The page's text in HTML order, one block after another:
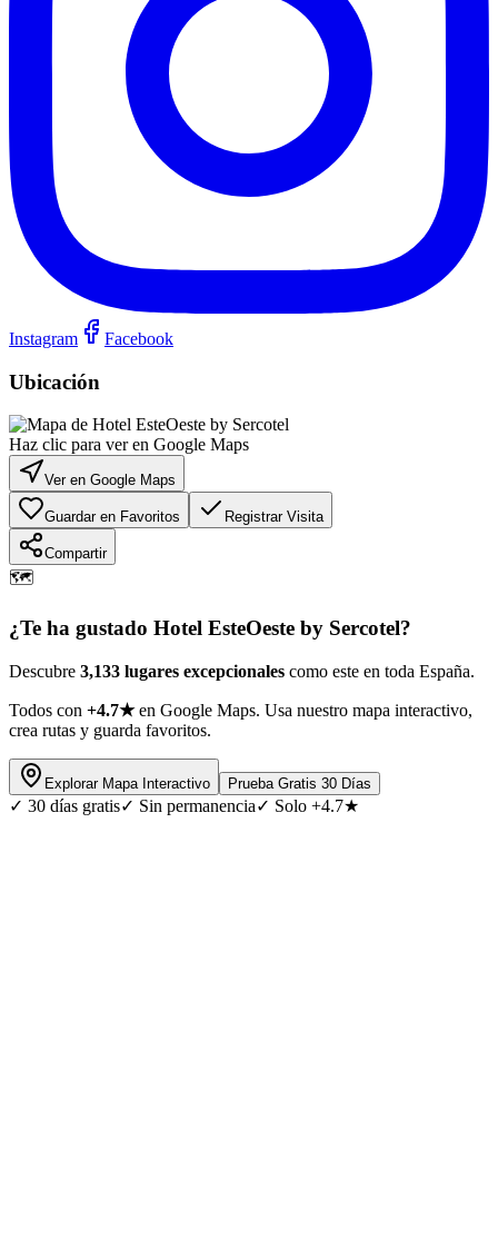
Instagram Facebook
Ubicación
Haz clic para ver en Google Maps
Ver en Google Maps
Guardar en Favoritos Registrar Visita
Compartir
🗺️
¿Te ha gustado Hotel EsteOeste by Sercotel?
Descubre 3,133 lugares excepcionales como este en toda España.
Todos con +4.7★en Google Maps. Usa nuestro mapa interactivo,
crea rutas y guarda favoritos.
Explorar Mapa Interactivo Prueba Gratis 30 Días
✓ 30 días gratis✓ Sin permanencia✓ Solo +4.7★